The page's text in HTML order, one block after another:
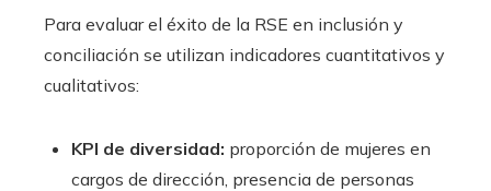
Para evaluar el éxito de la RSE en inclusión y
conciliación se utilizan indicadores cuantitativos y
cualitativos:
KPI de diversidad: proporción de mujeres en
cargos de dirección, presencia de personas